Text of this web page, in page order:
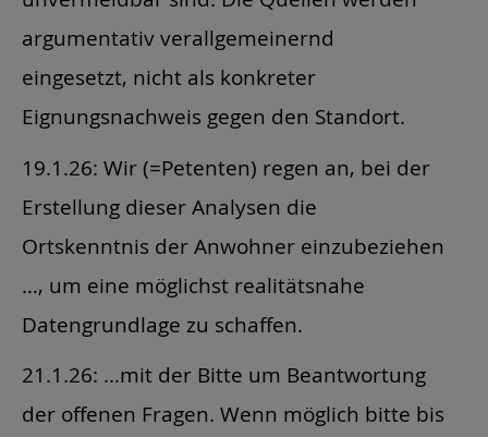
argumentativ verallgemeinernd
eingesetzt, nicht als konkreter
Eignungsnachweis gegen den Standort.
19.1.26: Wir (=Petenten) regen an, bei der
Erstellung dieser Analysen die
Ortskenntnis der Anwohner einzubeziehen
…, um eine möglichst realitätsnahe
Datengrundlage zu schaffen.
21.1.26: …mit der Bitte um Beantwortung
der offenen Fragen. Wenn möglich bitte bis